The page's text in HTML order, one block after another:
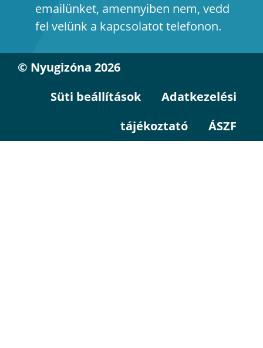
emailünket, amennyiben nem, vedd
fel velünk a kapcsolatot telefonon.
© Nyugizóna 2026
Süti beállítások
Adatkezelési
tájékoztató
ÁSZF